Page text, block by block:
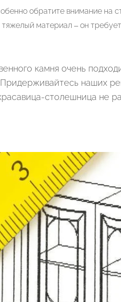
обратите внимание на
тяжелый материал – он
камня очень
наших
столешница не